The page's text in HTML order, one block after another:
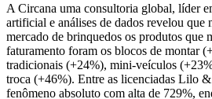
A Circana uma consultoria global, líder
artificial e análises de dados revelou que
mercado de brinquedos os produtos que
faturamento foram os blocos de montar
tradicionais (+24%), mini-veículos
troca (+46%). Entre as licenciadas Lilo
fenômeno absoluto com alta de 729%,